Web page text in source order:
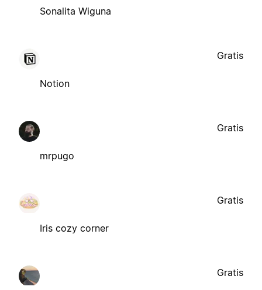
Sonalita Wiguna
Notion
Gratis
mrpugo
Gratis
Iris cozy corner
Gratis
Gratis